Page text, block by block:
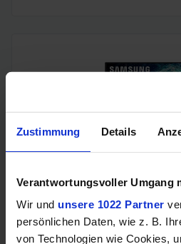
Zustimmung Details
Verantwortungsvoller Umgang
Wir und unsere 1022 Partner
persönlichen Daten, wie z. B.
von Technologien wie Cookies,
Samsung Odyssey OLED G6
FreeSync Premium,